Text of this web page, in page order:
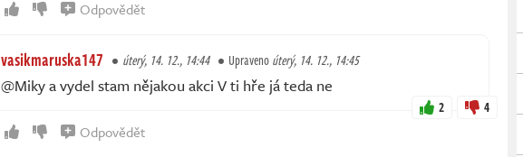
Odpovědět
vasikmaruska147 úterý, 14. 12., 14:44 Upravenoúterý, 14. 12., 14:45
@Miky a vydel stam nějakou akci V ti hře já teda ne
2 4
Odpovědět